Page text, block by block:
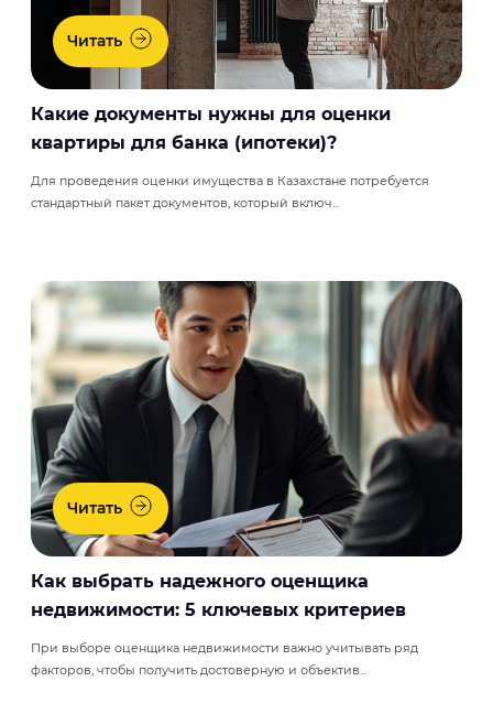
Читать
Какие документы нужны для оценки
квартиры для банка (ипотеки)?
Для проведения оценки имущества в Казахстане потребуется
стандартный пакет документов, который включ...
Читать
Как выбрать надежного оценщика
недвижимости: 5 ключевых критериев
При выборе оценщика недвижимости важно учитывать ряд
факторов, чтобы получить достоверную и объектив...